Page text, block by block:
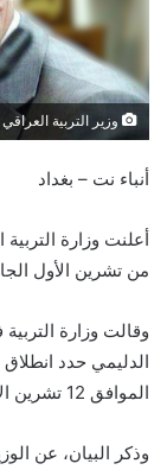
وزير التربية العراقي
أنباء نت – بغداد
من تشرين الأول
وقالت وزارة
الدليمي حدد انطلاق
الموافق 12 تشرين الأول لعام 2022.
وذكر البيان، عن